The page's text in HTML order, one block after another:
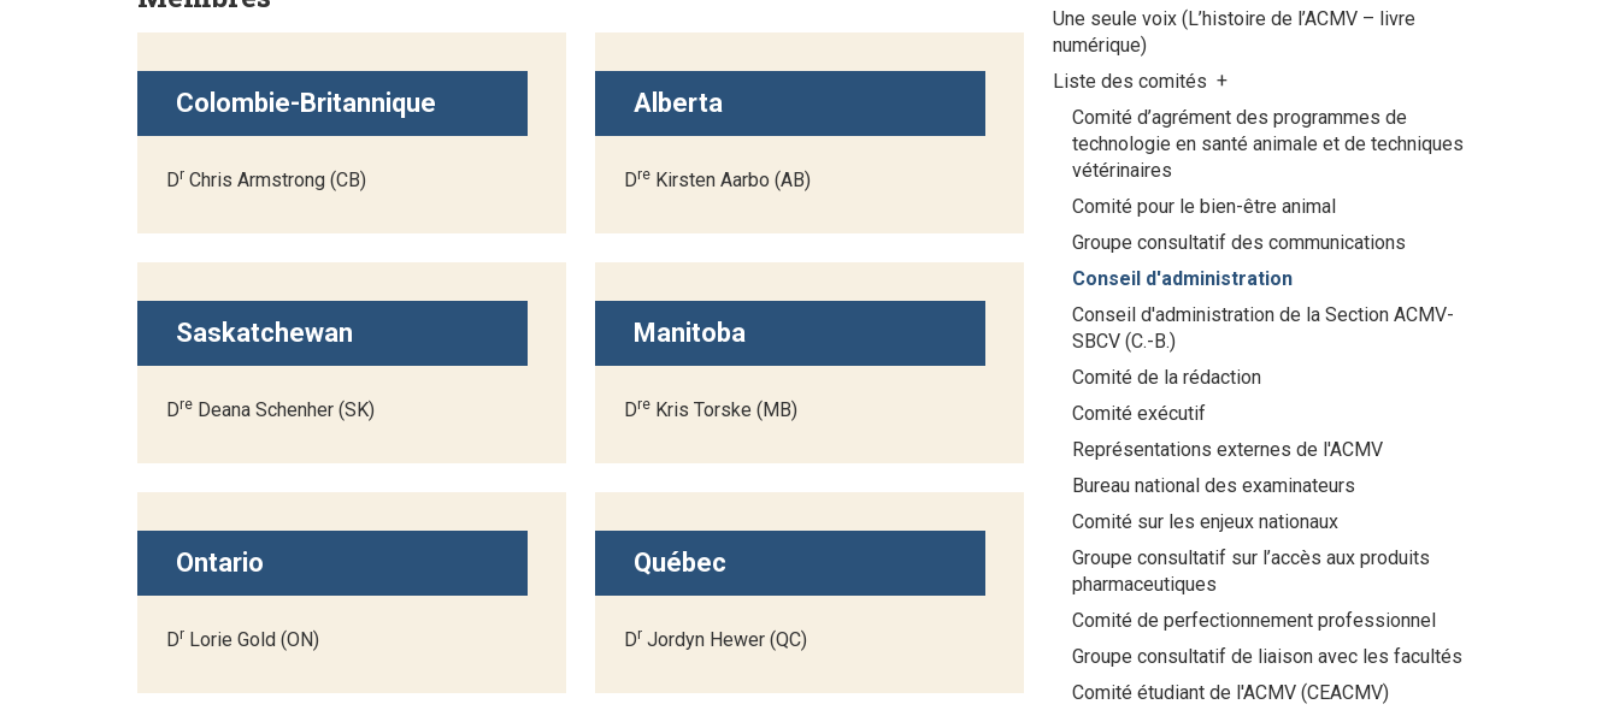
Colombie-Britannique
Dr Chris Armstrong (CB)
Alberta
Dre Kirsten Aarbo (AB)
Saskatchewan
Dre Deana Schenher (SK)
Manitoba
Dre Kris Torske (MB)
Ontario
Dr Lorie Gold (ON)
Québec
Dr Jordyn Hewer (QC)
Une seule voix (L’histoire de l’ACMV – livre
numérique)
Liste des comités
Comité d’agrément des programmes de
technologie en santé animale et de techniques
vétérinaires
Comité pour le bien-être animal
Groupe consultatif des communications
Conseil d'administration
Conseil d'administration de la Section ACMV-
SBCV (C.-B.)
Comité de la rédaction
Comité exécutif
Représentations externes de l'ACMV
Bureau national des examinateurs
Comité sur les enjeux nationaux
Groupe consultatif sur l’accès aux produits
pharmaceutiques
Comité de perfectionnement professionnel
Groupe consultatif de liaison avec les facultés
Comité étudiant de l'ACMV (CEACMV)